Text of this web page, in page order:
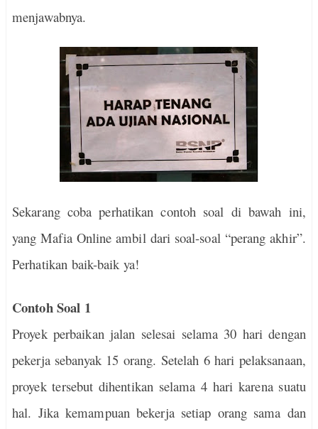
menjawabnya.
Sekarang coba perhatikan contoh soal di bawah ini,
yang Mafia Online ambil dari soal-soal “perang akhir”.
Perhatikan baik-baik ya!
Contoh Soal 1
Proyek perbaikan jalan selesai selama 30 hari dengan
pekerja sebanyak 15 orang. Setelah 6 hari pelaksanaan,
proyek tersebut dihentikan selama 4 hari karena suatu
hal. Jika kemampuan bekerja setiap orang sama dan